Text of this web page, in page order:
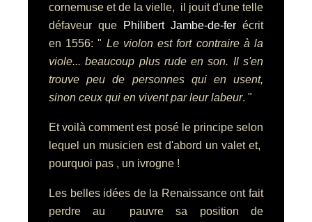
cornemuse et de la vielle, il jouit d'une telle
défaveur que
Philibert Jambe-de-fer écrit
en 1556: " Le violon est fort contraire à la
viole... beaucoup plus rude en son. Il s'en
trouve peu de personnes qui en usent,
sinon ceux qui en vivent par leur labeur. "
Et voilà comment est posé le principe selon
lequel un musicien est d'abord un valet et,
pourquoi pas , un ivrogne !
Les belles idées de la Renaissance ont fait
perdre au pauvre sa position de